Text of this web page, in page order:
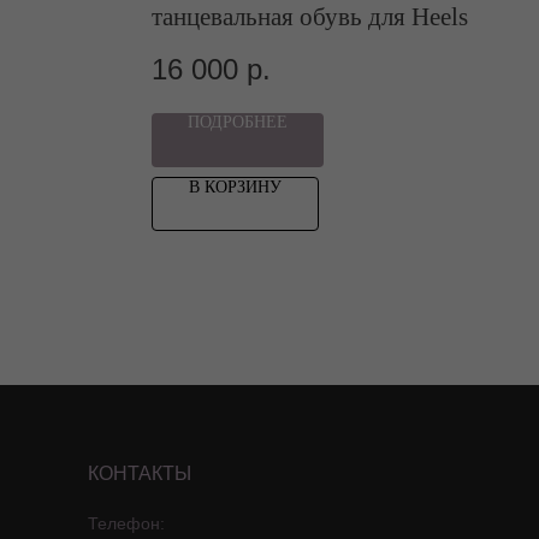
танцевальная обувь для Heels
16 000 р.
ПОДРОБНЕЕ
В КОРЗИНУ
КОНТАКТЫ
Телефон: